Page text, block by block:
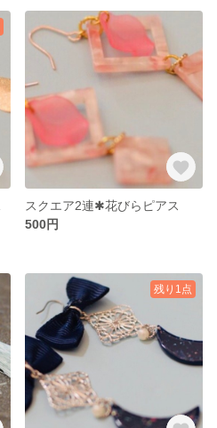
スクエア2連✱花びらピアス
500円
残り1点